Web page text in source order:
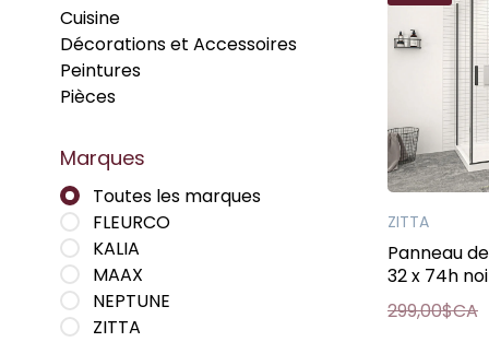
Cuisine
Décorations et Accessoires
Peintures
Pièces
Marques
Toutes les marques
FLEURCO
KALIA
MAAX
NEPTUNE
ZITTA
ZITTA
Panneau
32 x 74h
299,00$CA